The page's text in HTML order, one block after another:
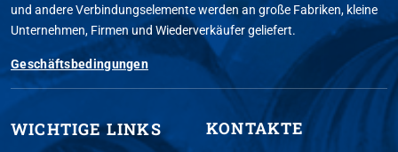
und andere Verbindungselemente werden an große Fabriken, kleine
Unternehmen, Firmen und Wiederverkäufer geliefert.
Geschäftsbedingungen
WICHTIGE LINKS KONTAKTE